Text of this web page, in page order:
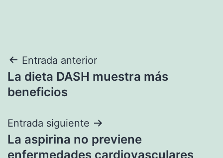
Navegación
de
Entrada anterior
La dieta DASH muestra más
beneficios
Entrada siguiente
La aspirina no previene
enfermedades cardiovasculares